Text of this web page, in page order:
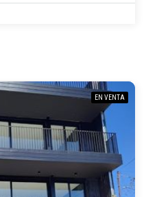
EN VENTA